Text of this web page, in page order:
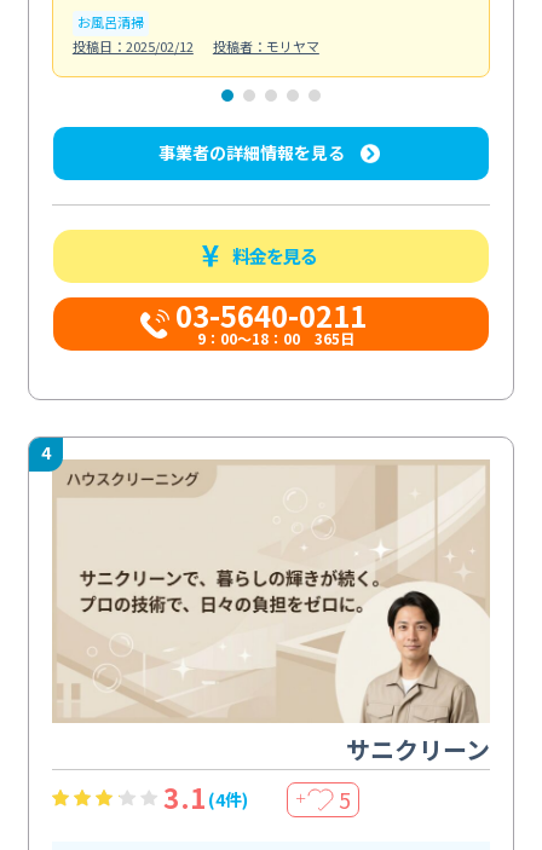
お風呂清掃
投稿日：2025/02/12
投稿者：モリヤマ
事業者の詳細情報を見る
料金を見る
03-5640-0211
9：00～18：00 365日
4
サニクリーン
3.1 (4件) ＋ 5